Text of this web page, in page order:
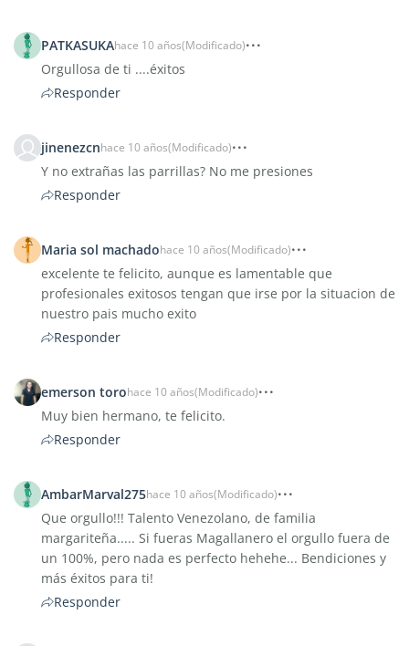
PATKASUKAhace 10 años(Modificado)
Orgullosa de ti ....éxitos
Responder
jinenezcnhace 10 años(Modificado)
Y no extrañas las parrillas? No me presiones
Responder
Maria sol machadohace 10 años(Modificado)
excelente te felicito, aunque es lamentable que
profesionales exitosos tengan que irse por la situacion de
nuestro pais mucho exito
Responder
emerson torohace 10 años(Modificado)
Muy bien hermano, te felicito.
Responder
AmbarMarval275hace 10 años(Modificado)
Que orgullo!!! Talento Venezolano, de familia
margariteña..... Si fueras Magallanero el orgullo fuera de
un 100%, pero nada es perfecto hehehe... Bendiciones y
más éxitos para ti!
Responder